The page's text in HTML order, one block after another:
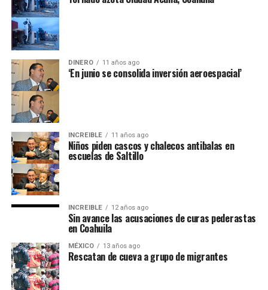
DINERO 11 años ago
‘En junio se consolida inversión aeroespacial’
INCREIBLE 11 años ago
Niños piden cascos y chalecos antibalas en
escuelas de Saltillo
INCREIBLE 12 años ago
Sin avance las acusaciones de curas pederastas
en Coahuila
MÉXICO 13 años ago
Rescatan de cueva a grupo de migrantes